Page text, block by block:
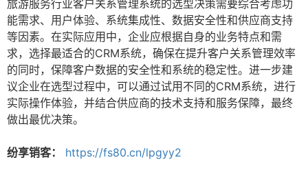
旅游服务行业客户关系管理系统的选型决策需要综合考虑功
能需求、用户体验、系统集成性、数据安全性和供应商支持
等因素。在实际应用中，企业应根据自身的业务特点和需
求，选择最适合的CRM系统，确保在提升客户关系管理效率
的同时，保障客户数据的安全性和系统的稳定性。进一步建
议企业在选型过程中，可以通过试用不同的CRM系统，进行
实际操作体验，并结合供应商的技术支持和服务保障，最终
做出最优决策。
纷享销客： https://fs80.cn/lpgyy2